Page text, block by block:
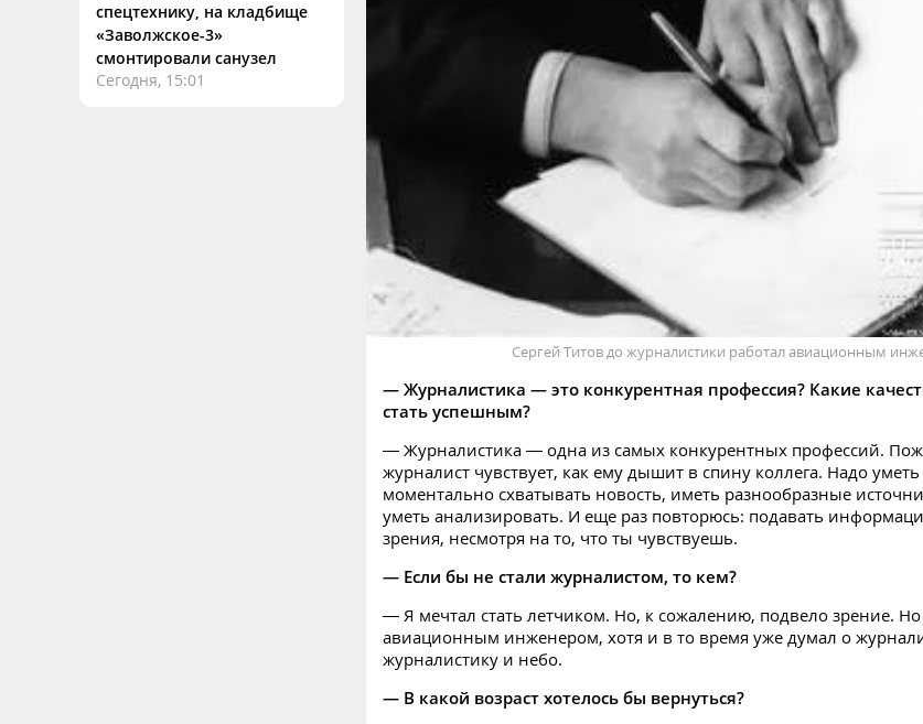
спецтехнику, на кладбище
«Заволжское-3»
смонтировали санузел
Сегодня, 15:01
Сергей Титов до журналистики работал авиационным
— Журналистика — это конкурентная профессия? Какие
стать успешным?
— Журналистика — одна из самых конкурентных профессий.
журналист чувствует, как ему дышит в спину коллега. Надо
моментально схватывать новость, иметь разнообразные
уметь анализировать. И еще раз повторюсь: подавать
зрения, несмотря на то, что ты чувствуешь.
— Если бы не стали журналистом, то кем?
— Я мечтал стать летчиком. Но, к сожалению, подвело зрение. Но
авиационным инженером, хотя и в то время уже думал о
журналистику и небо.
— В какой возраст хотелось бы вернуться?